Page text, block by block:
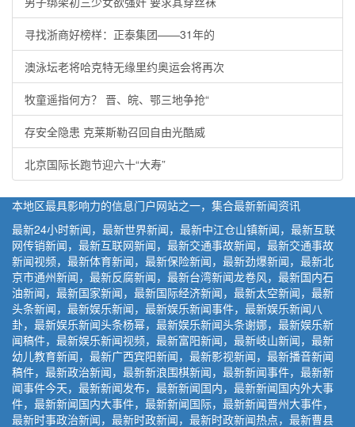
寻找浙商好榜样：正泰集团——31年的
澳泳坛老将哈克特无缘里约奥运会将再次
牧童遥指何方？ 晋、皖、鄂三地争抢“
存安全隐患 克莱斯勒召回自由光酷威
北京国际长跑节迎六十“大寿”
本地区最具影响力的信息门户网站之一，集合最新新闻资讯
最新24小时新闻，最新世界新闻，最新中江仓山镇新闻，最新互联
网传销新闻，最新互联网新闻，最新交通事故新闻，最新交通事故
新闻视频，最新体育新闻，最新保险新闻，最新劲爆新闻，最新北
京市通州新闻，最新反腐新闻，最新台湾新闻龙卷风，最新国内石
油新闻，最新国家新闻，最新国际经济新闻，最新太空新闻，最新
头条新闻，最新娱乐新闻，最新娱乐新闻事件，最新娱乐新闻八
卦，最新娱乐新闻头条杨幂，最新娱乐新闻头条谢娜，最新娱乐新
闻稿件，最新娱乐新闻视频，最新富阳新闻，最新岐山新闻，最新
幼儿教育新闻，最新广西宾阳新闻，最新影视新闻，最新播音新闻
稿件，最新政治新闻，最新新浪围棋新闻，最新新闻事件，最新新
闻事件今天，最新新闻发布，最新新闻国内，最新新闻国内外大事
件，最新新闻国内大事件，最新新闻国际，最新新闻晋州大事件，
最新时事政治新闻，最新时政新闻，最新时政新闻热点，最新曹县